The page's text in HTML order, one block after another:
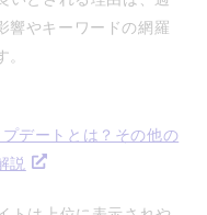
響やキーワードの網羅
デートとは？その他の
説